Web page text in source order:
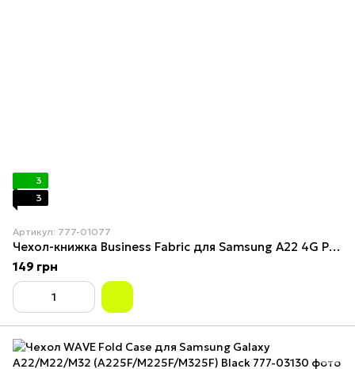
3
3
Артикул: 777-01077
Чехол-книжка Business Fabric для Samsung A22 4G Purple
149 грн